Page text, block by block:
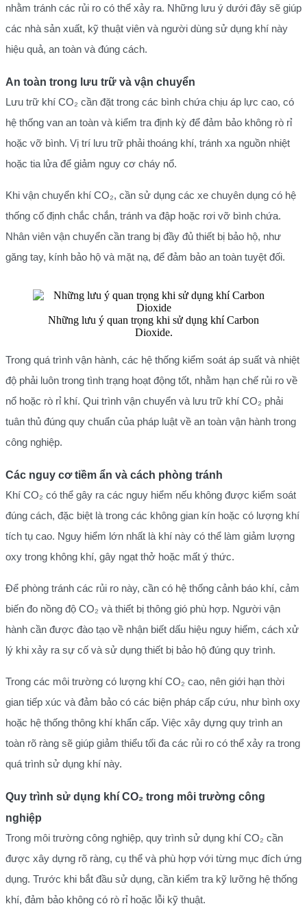
nhằm tránh các rủi ro có thể xảy ra. Những lưu ý dưới đây sẽ giúp
các nhà sản xuất, kỹ thuật viên và người dùng sử dụng khí này
hiệu quả, an toàn và đúng cách.
An toàn trong lưu trữ và vận chuyển
Lưu trữ khí CO₂ cần đặt trong các bình chứa chịu áp lực cao, có
hệ thống van an toàn và kiểm tra định kỳ để đảm bảo không rò rỉ
hoặc vỡ bình. Vị trí lưu trữ phải thoáng khí, tránh xa nguồn nhiệt
hoặc tia lửa để giảm nguy cơ cháy nổ.
Khi vận chuyển khí CO₂, cần sử dụng các xe chuyên dụng có hệ
thống cố định chắc chắn, tránh va đập hoặc rơi vỡ bình chứa.
Nhân viên vận chuyển cần trang bị đầy đủ thiết bị bảo hộ, như
găng tay, kính bảo hộ và mặt nạ, để đảm bảo an toàn tuyệt đối.
Những lưu ý quan trọng khi sử dụng khí Carbon
Dioxide.
Trong quá trình vận hành, các hệ thống kiểm soát áp suất và nhiệt
độ phải luôn trong tình trạng hoạt động tốt, nhằm hạn chế rủi ro về
nổ hoặc rò rỉ khí. Qui trình vận chuyển và lưu trữ khí CO₂ phải
tuân thủ đúng quy chuẩn của pháp luật về an toàn vận hành trong
công nghiệp.
Các nguy cơ tiềm ẩn và cách phòng tránh
Khí CO₂ có thể gây ra các nguy hiểm nếu không được kiểm soát
đúng cách, đặc biệt là trong các không gian kín hoặc có lượng khí
tích tụ cao. Nguy hiểm lớn nhất là khí này có thể làm giảm lượng
oxy trong không khí, gây ngạt thở hoặc mất ý thức.
Để phòng tránh các rủi ro này, cần có hệ thống cảnh báo khí, cảm
biến đo nồng độ CO₂ và thiết bị thông gió phù hợp. Người vận
hành cần được đào tạo về nhận biết dấu hiệu nguy hiểm, cách xử
lý khi xảy ra sự cố và sử dụng thiết bị bảo hộ đúng quy trình.
Trong các môi trường có lượng khí CO₂ cao, nên giới hạn thời
gian tiếp xúc và đảm bảo có các biện pháp cấp cứu, như bình oxy
hoặc hệ thống thông khí khẩn cấp. Việc xây dựng quy trình an
toàn rõ ràng sẽ giúp giảm thiểu tối đa các rủi ro có thể xảy ra trong
quá trình sử dụng khí này.
Quy trình sử dụng khí CO₂ trong môi trường công
nghiệp
Trong môi trường công nghiệp, quy trình sử dụng khí CO₂ cần
được xây dựng rõ ràng, cụ thể và phù hợp với từng mục đích ứng
dụng. Trước khi bắt đầu sử dụng, cần kiểm tra kỹ lưỡng hệ thống
khí, đảm bảo không có rò rỉ hoặc lỗi kỹ thuật.